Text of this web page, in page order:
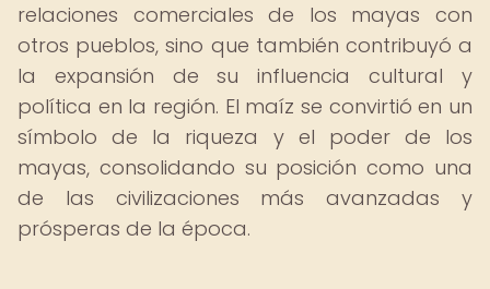
relaciones comerciales de los mayas con
otros pueblos, sino que también contribuyó a
la expansión de su influencia cultural y
política en la región. El maíz se convirtió en un
símbolo de la riqueza y el poder de los
mayas, consolidando su posición como una
de las civilizaciones más avanzadas y
prósperas de la época.